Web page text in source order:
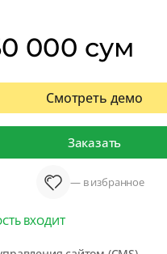
000 сум
Смотреть демо
Заказать
— в избранное
ВХОДИТ